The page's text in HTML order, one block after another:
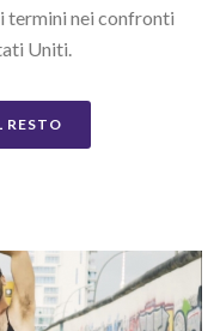
termini nei confronti
Uniti.
RESTO